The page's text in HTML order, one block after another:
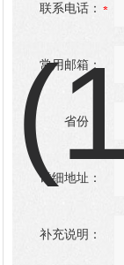
联系电话：
常用邮箱：
省份：
详细地址：
补充说明：